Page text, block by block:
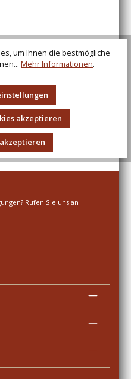
Beingriff. Die Klinge
Rufen Sie uns an
um Ihnen die bestmögliche
Mehr Informationen.
akzeptieren